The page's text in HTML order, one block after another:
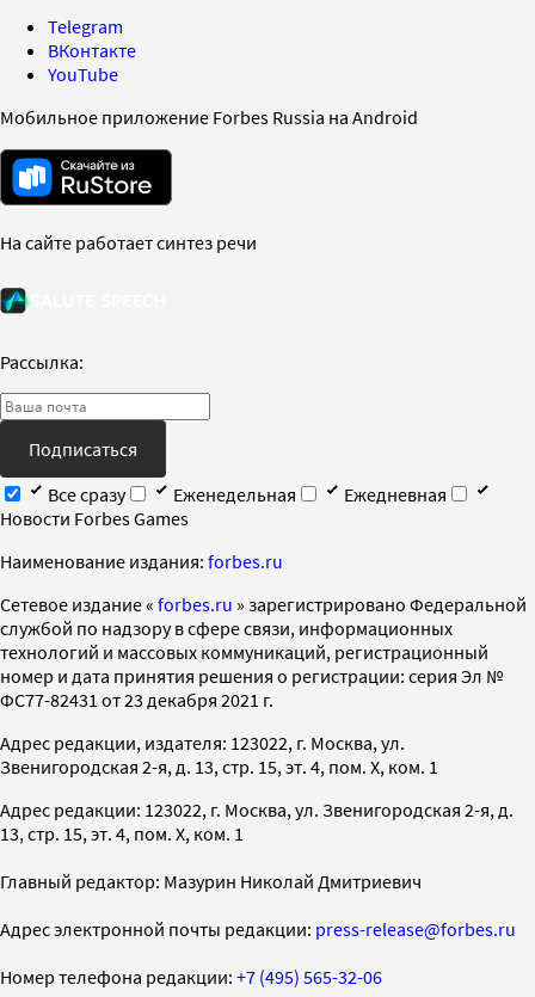
Telegram
ВКонтакте
YouTube
Мобильное приложение Forbes Russia на Android
На сайте работает синтез речи
Рассылка:
Подписаться
Все сразу
Еженедельная
Ежедневная
Новости Forbes Games
Наименование издания: forbes.ru
Cетевое издание « forbes.ru » зарегистрировано Федеральной
службой по надзору в сфере связи, информационных
технологий и массовых коммуникаций, регистрационный
номер и дата принятия решения о регистрации: серия Эл №
ФС77-82431 от 23 декабря 2021 г.
Адрес редакции, издателя: 123022, г. Москва, ул.
Звенигородская 2-я, д. 13, стр. 15, эт. 4, пом. X, ком. 1
Адрес редакции: 123022, г. Москва, ул. Звенигородская 2-я, д.
13, стр. 15, эт. 4, пом. X, ком. 1
Главный редактор: Мазурин Николай Дмитриевич
Адрес электронной почты редакции: press-release@forbes.ru
Номер телефона редакции: +7 (495) 565-32-06